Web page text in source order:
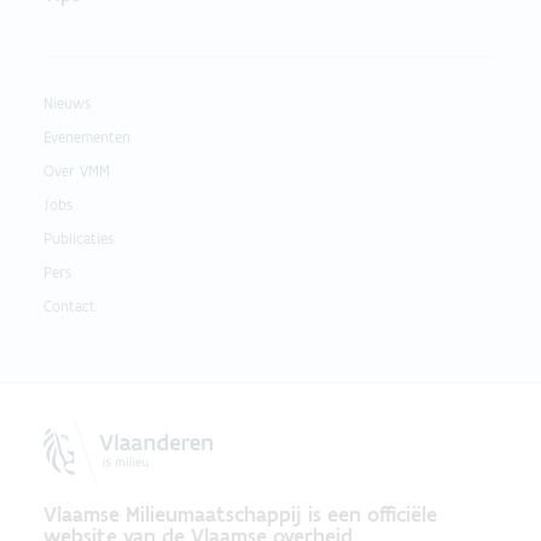
Nieuws
Evenementen
Over VMM
Jobs
Publicaties
Pers
Contact
Vlaamse Milieumaatschappij is een officiële